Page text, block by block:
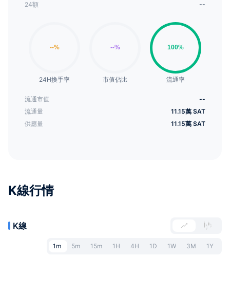
24額
--
24H換手率 市值佔比 流通率
流通市值
--
流通量
11.15萬 SAT
供應量
11.15萬 SAT
K線行情
K線
1m 5m 15m 1H 4H 1D 1W 3M 1Y